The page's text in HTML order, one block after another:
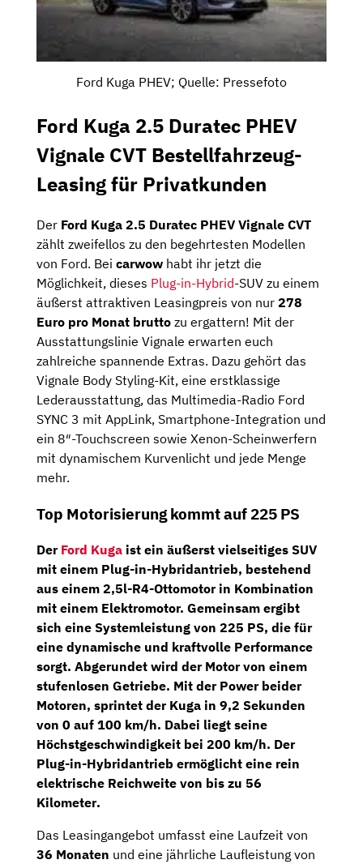
Ford Kuga PHEV; Quelle: Pressefoto
Ford Kuga 2.5 Duratec PHEV
Vignale CVT Bestellfahrzeug-
Leasing für Privatkunden
Der Ford Kuga 2.5 Duratec PHEV Vignale CVT
zählt zweifellos zu den begehrtesten Modellen
von Ford. Bei carwow habt ihr jetzt die
Möglichkeit, dieses Plug-in-Hybrid-SUV zu einem
äußerst attraktiven Leasingpreis von nur 278
Euro pro Monat brutto zu ergattern! Mit der
Ausstattungslinie Vignale erwarten euch
zahlreiche spannende Extras. Dazu gehört das
Vignale Body Styling-Kit, eine erstklassige
Lederausstattung, das Multimedia-Radio Ford
SYNC 3 mit AppLink, Smartphone-Integration und
ein 8″-Touchscreen sowie Xenon-Scheinwerfern
mit dynamischem Kurvenlicht und jede Menge
mehr.
Top Motorisierung kommt auf 225 PS
Der Ford Kuga ist ein äußerst vielseitiges SUV
mit einem Plug-in-Hybridantrieb, bestehend
aus einem 2,5l-R4-Ottomotorin Kombination
mit einem Elektromotor. Gemeinsam ergibt
sich eine Systemleistung von 225 PS, die für
eine dynamische und kraftvolle Performance
sorgt. Abgerundet wird der Motor von einem
stufenlosen Getriebe. Mit der Power beider
Motoren, sprintet der Kuga in 9,2 Sekunden
von 0 auf 100 km/h. Dabei liegt seine
Höchstgeschwindigkeit bei 200 km/h. Der
Plug-in-Hybridantrieb ermöglicht eine rein
elektrische Reichweite von bis zu 56
Kilometer.
Das Leasingangebot umfasst eine Laufzeit von
36 Monaten und eine jährliche Laufleistung von